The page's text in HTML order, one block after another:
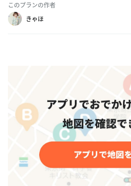
このプランの作者
きゃほ